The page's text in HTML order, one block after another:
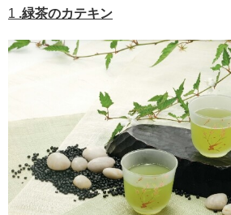
1 .緑茶のカテキン